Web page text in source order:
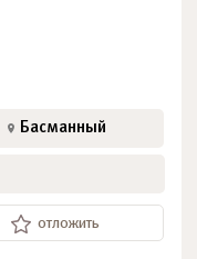
Басманный
отложить